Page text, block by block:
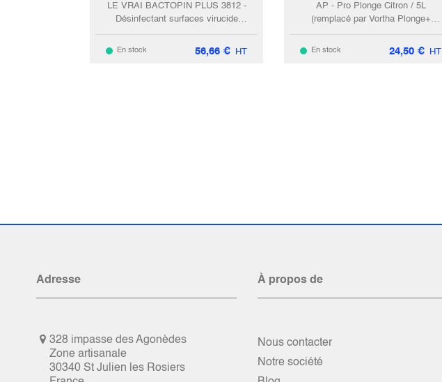
LE VRAI BACTOPIN PLUS 3812 -
Désinfectant surfaces virucide
concentré / 5L
En stock 56,66 € HT
AP - Pro Plonge Citron / 5L
(remplacé par Vortha Plonge+
3032)
En stock 24,50 € HT
Adresse
328 impasse des Agonèdes
Zone artisanale
30340 St Julien les Rosiers
À propos de
Nous contacter
Notre société